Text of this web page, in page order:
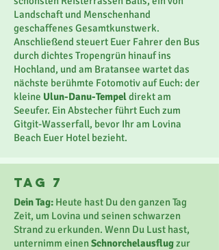
Landschaft und Menschenhand
geschaffenes Gesamtkunstwerk.
Anschließend steuert Euer Fahrer den Bus
durch dichtes Tropengrün hinauf ins
Hochland, und am Bratansee wartet das
nächste berühmte Fotomotiv auf Euch: der
kleine Ulun-Danu-Tempeldirekt am
Seeufer. Ein Abstecher führt Euch zum
Gitgit-Wasserfall, bevor Ihr am Lovina
Beach Euer Hotel bezieht.
TaG 7
Dein Tag: Heute hast Du den ganzen Tag
Zeit, um Lovina und seinen schwarzen
Strand zu erkunden. Wenn Du Lust hast,
unternimm einenSchnorchelausflugzur